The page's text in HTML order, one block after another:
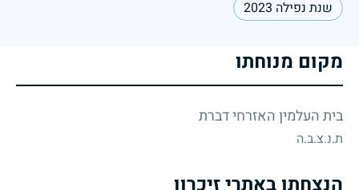
שנת נפילה 2023
מקום מנוחתו
בית העלמין האזרחי דברת
ת.נ.צ.ב.ה